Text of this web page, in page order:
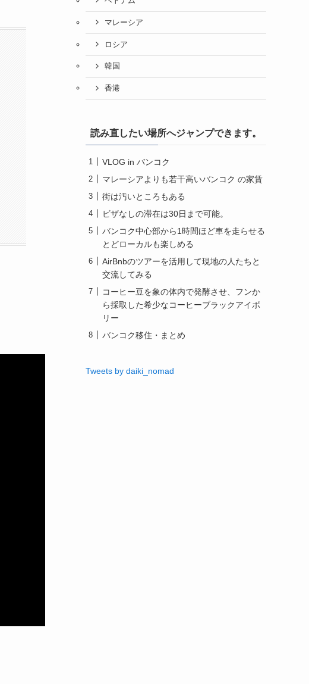
マレーシア
ロシア
韓国
香港
読み直したい場所へジャンプできます。
VLOG in バンコク
マレーシアよりも若干高いバンコク の家賃
街は汚いところもある
ビザなしの滞在は30日まで可能。
バンコク中心部から1時間ほど車を走らせる
とどローカルも楽しめる
AirBnbのツアーを活用して現地の人たちと
交流してみる
コーヒー豆を象の体内で発酵させ、フンか
ら採取した希少なコーヒーブラックアイボ
リー
バンコク移住・まとめ
Tweets by daiki_nomad